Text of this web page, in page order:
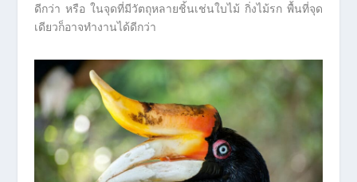
ดีกว่า หรือ ในจุดที่มีวัตถุหลายชิ้นเช่นใบไม้ กิ่งไม้รก พื้นที่จุด
เดียวก็อาจทำงานได้ดีกว่า